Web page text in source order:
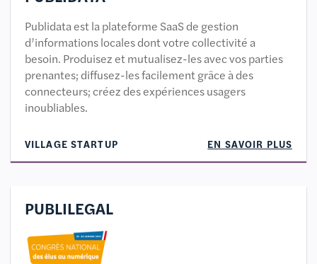
Publidata est la plateforme SaaS de gestion
d’informations locales dont votre collectivité a
besoin. Produisez et mutualisez-les avec vos parties
prenantes; diffusez-les facilement grâce à des
connecteurs; créez des expériences usagers
inoubliables.
VILLAGE STARTUP EN SAVOIR PLUS
PUBLILEGAL